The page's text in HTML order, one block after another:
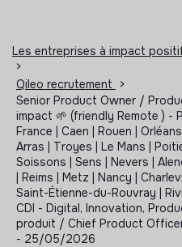
Les entreprises à impact
>
Qileo recrutement
>
Senior Product Owner /
impact 🌱 (friendly Remote ) -
France | Caen | Rouen |
Arras | Troyes | Le Mans |
Soissons | Sens | Nevers |
| Reims | Metz | Nancy |
Saint-Étienne-du-Rouvray |
CDI - Digital, Innovation,
produit / Chief Product
- 25/05/2026